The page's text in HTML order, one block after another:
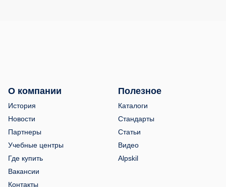
О компании
История
Новости
Партнеры
Учебные центры
Где купить
Вакансии
Контакты
Полезное
Каталоги
Стандарты
Статьи
Видео
Alpskil